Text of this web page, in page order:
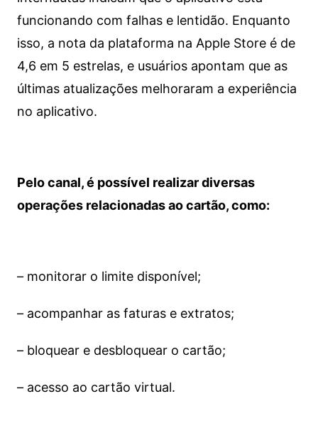
funcionando com falhas e lentidão. Enquanto
isso, a nota da plataforma na Apple Store é de
4,6 em 5 estrelas, e usuários apontam que as
últimas atualizações melhoraram a experiência
no aplicativo.
Pelo canal, é possível realizar diversas
operações relacionadas ao cartão, como:
– monitorar o limite disponível;
– acompanhar as faturas e extratos;
– bloquear e desbloquear o cartão;
– acesso ao cartão virtual.